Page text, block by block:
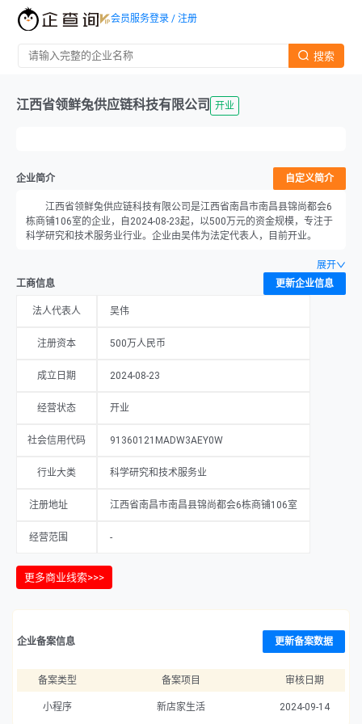
搜索
会员服务登录 / 注册
江西省领鲜兔供应链科技有限公司 开业
企业简介 自定义简介
江西省领鲜兔供应链科技有限公司是江西省南昌市南昌县锦尚都会6
栋商铺106室的企业，自2024-08-23起，以500万元的资金规模，专注于
科学研究和技术服务业行业。企业由吴伟为法定代表人，目前开业。
展开
工商信息
更新企业信息
法人代表人 吴伟
注册资本 500万人民币
成立日期 2024-08-23
经营状态 开业
社会信用代码 91360121MADW3AEY0W
行业大类 科学研究和技术服务业
注册地址 江西省南昌市南昌县锦尚都会6栋商铺106室
经营范围 -
更多商业线索>>>
企业备案信息 更新备案数据
备案类型 备案项目 审核日期
小程序 新店家生活 2024-09-14